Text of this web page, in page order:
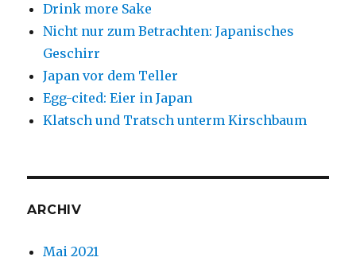
Drink more Sake
Nicht nur zum Betrachten: Japanisches
Geschirr
Japan vor dem Teller
Egg-cited: Eier in Japan
Klatsch und Tratsch unterm Kirschbaum
ARCHIV
Mai 2021